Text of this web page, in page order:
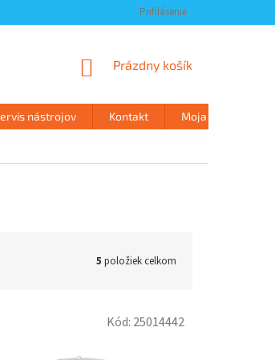
Prihlásenie
NÁKUPNÝ
Prázdny košík
nástrojov Kontakt Moja objednávka
5 položiek celkom
Kód: 25014442